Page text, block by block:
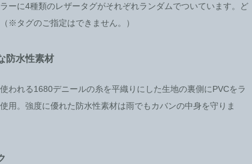
ーに4種類のレザータグがそれぞれランダムでついています。ど
※タグのご指定はできません。）
防水性素材
われる1680デニールの糸を平織りにした生地の裏側にPVCをラ
用。強度に優れた防水性素材は雨でもカバンの中身を守りま